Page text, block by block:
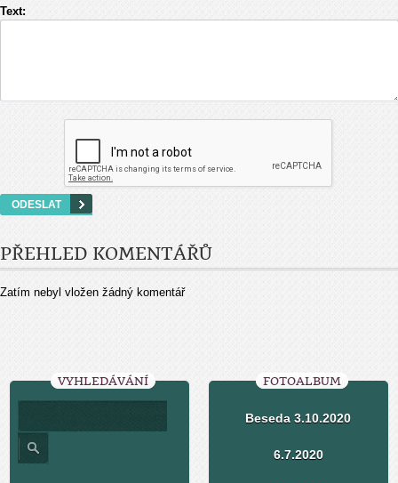
Text:
PŘEHLED KOMENTÁŘŮ
Zatím nebyl vložen žádný komentář
VYHLEDÁVÁNÍ FOTOALBUM
Beseda 3.10.2020
6.7.2020